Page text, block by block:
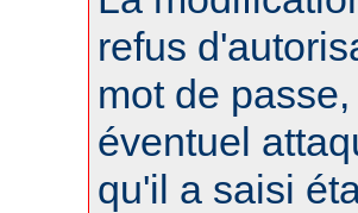
refus
mot de
éventuel
qu'il a saisi